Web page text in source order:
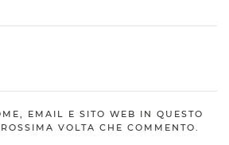
EMAIL E SITO WEB IN QUESTO
VOLTA CHE COMMENTO.